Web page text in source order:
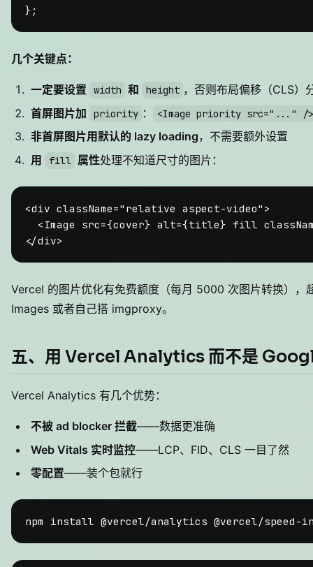
几个关键点：
一定要设置 width 和 height ，否则布局偏移（CLS）
首屏图片加
priority ： <Image priority src="..." />
非首屏图片用默认的 lazy loading，不需要额外设置
用
fill 属性处理不知道尺寸的图片：
<div className="relative aspect-video" >
< Image src={cover} alt={title} fill
Vercel 的图片优化有免费额度（每月 5000 次图片转换）
Images 或者自己搭 imgproxy。
五、用 Vercel Analytics 而不是
Vercel Analytics 有几个优势：
不被 ad blocker 拦截——数据更准确
Web Vitals 实时监控——LCP、FID、CLS 一目了然
零配置——装个包就行